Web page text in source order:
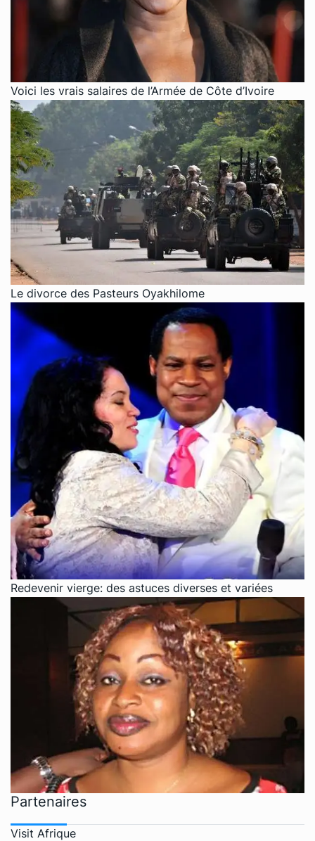
Voici les vrais salaires de l’Armée de Côte d’Ivoire
Le divorce des Pasteurs Oyakhilome
Redevenir vierge: des astuces diverses et variées
Partenaires
Visit Afrique